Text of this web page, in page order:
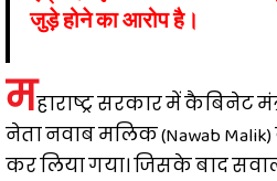
जुड़े होने का आरोप है।
महाराष्ट्र सरकार में कैबिनेट
नेता नवाब मलिक (Nawab
कर लिया गया। जिसके बाद